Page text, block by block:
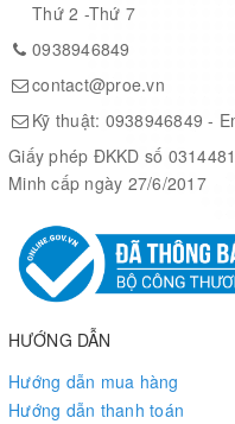
Tire
diameter
80mm
Motor
N20 12V
200RPM
Weight 860g
Thứ 2 -Thứ 7
0938946849
contact@proe.vn
Kỹ thuật: 0938946849 -
Giấy phép ĐKKD số
Minh cấp ngày 27/6/2017
HƯỚNG DẪN
Hướng dẫn mua hàng
Hướng dẫn thanh toán